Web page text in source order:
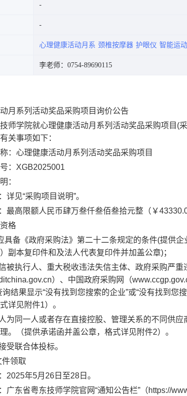
心理健康活动月系 颈椎按摩器 护眼仪 智能运
李老师：0754-89690115
月系列活动奖品采购项目询价公告
师学院就心理健康活动月系列活动奖品采购项目(
关事项如下：
：心理健康活动月系列活动奖品采购项目
：XGB2025001
说明：
详见“采购项目说明”。
最高限额人民币肆万叁仟叁佰叁拾元整（￥
格
具备《政府采购法》第二十二条规定的条件(提供
副本复印件和及法人代表复印件并加盖公章)；
被执行人、重大税收违法失信主体、政府采购严
）、中国政府采购网（
询结果显示“没有找到您搜索的企业”或“没有找到
详见附件1）。
为同一人或者存在直接控股、管理关系的不同供
。（提供承诺函并盖公章，格式详见附件2）。
受联合体投标。
件领取
2025年5月26日至28日。
广东省粤东技师学院官网“通知公告栏”（https://